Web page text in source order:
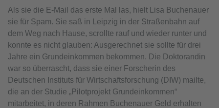
Als sie die E-Mail das erste Mal las, hielt Lisa Buchenauer
sie für Spam. Sie saß in Leipzig in der Straßenbahn auf
dem Weg nach Hause, scrollte rauf und wieder runter und
konnte es nicht glauben: Ausgerechnet sie sollte für drei
Jahre ein Grundeinkommen bekommen. Die Doktorandin
war so überrascht, dass sie einer Forscherin des
Deutschen Instituts für Wirtschaftsforschung (DIW) mailte,
die an der Studie „Pilotprojekt Grundeinkommen“
mitarbeitet, in deren Rahmen Buchenauer Geld erhalten